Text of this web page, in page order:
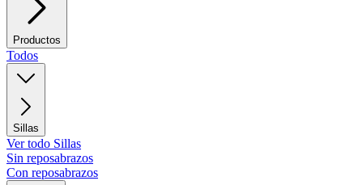
Productos
Todos
Sillas
Ver todo Sillas
Sin reposabrazos
Con reposabrazos